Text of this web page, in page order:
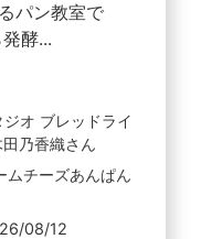
パン教室で
酵...
オ ブレッドライ
乃香織さん
チーズあんぱん
08/12